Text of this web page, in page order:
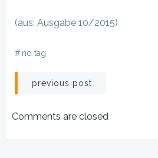
(aus: Ausgabe 10/2015)
# no tag
previous post
Comments are closed